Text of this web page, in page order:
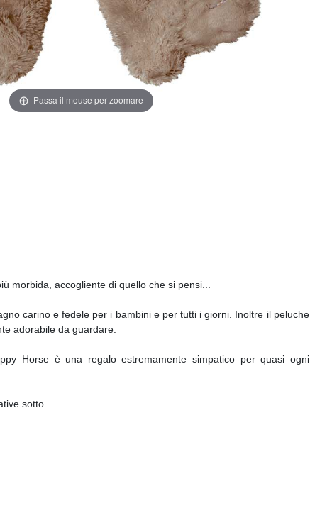
Passa il mouse per zoomare
morbida, accogliente di quello che si pensi...
carino e fedele per i bambini e per tutti i giorni. Inoltre il peluche
adorabile da guardare.
Horse è una regalo estremamente simpatico per quasi ogni
sotto.